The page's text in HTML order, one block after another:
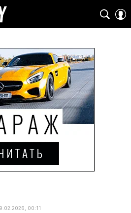
00:11